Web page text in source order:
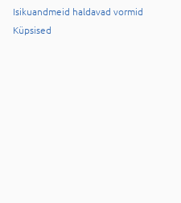
Isikuandmeid haldavad vormid
Küpsised